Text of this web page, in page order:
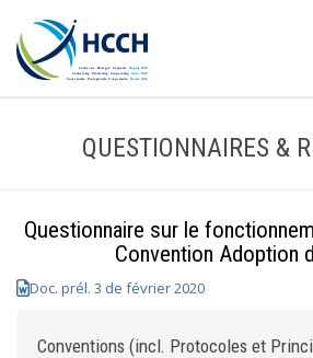
QUESTIONNAIRES &
Questionnaire sur le
Convention Adoption
Doc. prél. 3 de février 2020
Conventions (incl. Protocoles et